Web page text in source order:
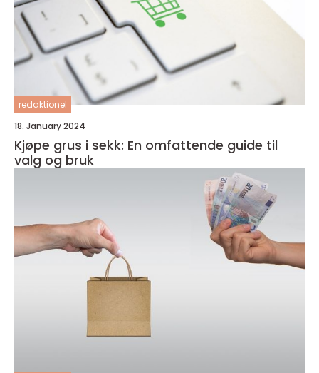
redaktionel
18. January 2024
Kjøpe grus i sekk: En omfattende guide til
valg og bruk